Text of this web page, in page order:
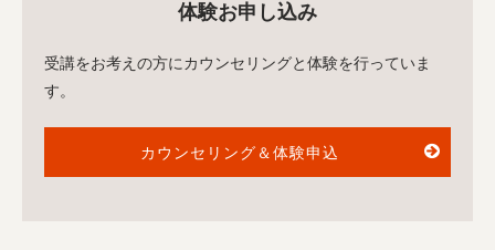
体験お申し込み
受講をお考えの方にカウンセリングと体験を行っていま
す。
カウンセリング＆体験申込